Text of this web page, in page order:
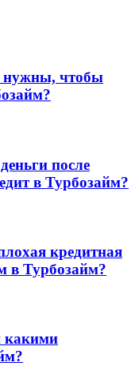
нужны, чтобы
после
в Турбозайм?
кредитная
в Турбозайм?
какими